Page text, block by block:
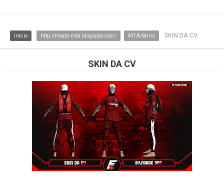
Inicio http://mods-mta.blogspot.com/ MTA-Skins SKIN DA CV
SKIN DA CV